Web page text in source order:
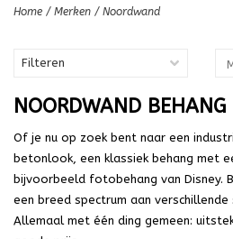
Home / Merken / Noordwand
Filteren
NOORDWAND BEHANG
Of je nu op zoek bent naar een
betonlook, een klassiek behang met
bijvoorbeeld fotobehang van Disney.
een breed spectrum aan
Allemaal met één ding gemeen: